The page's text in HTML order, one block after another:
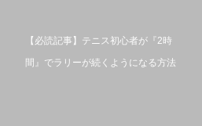
【必読記事】テニス初心者が『2時
間』でラリーが続くようになる方法